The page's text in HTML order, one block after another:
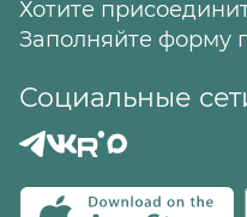
Хотите
Заполняйте форму
Социальные